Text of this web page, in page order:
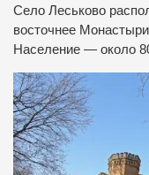
Село Леськово
восточнее
Население — около